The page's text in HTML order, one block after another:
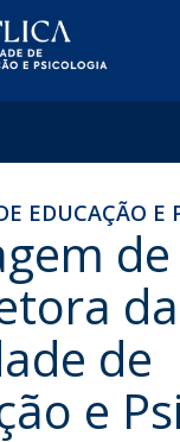
EDUCAÇÃO E
da
de
e